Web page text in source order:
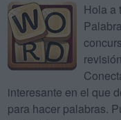
Hola a
interesante en el que
para hacer palabras.